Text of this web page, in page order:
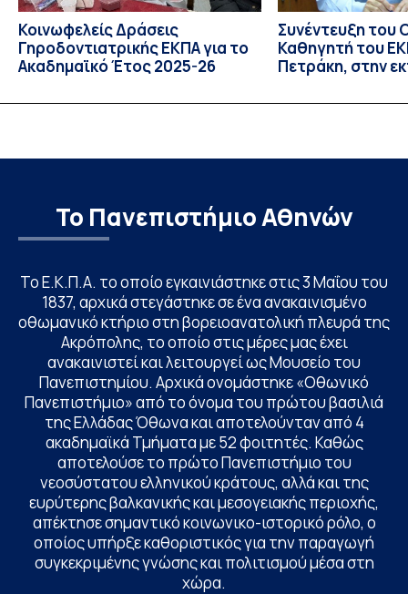
Κοινωφελείς Δράσεις
Γηροδοντιατρικής ΕΚΠΑ για το
Ακαδημαϊκό Έτος 2025-26
Συνέντευξη του
Καθηγητή του
Πετράκη, στην
Το Πανεπιστήμιο Αθηνών
Το Ε.Κ.Π.Α. το οποίο εγκαινιάστηκε στις 3 Μαΐου του
1837, αρχικά στεγάστηκε σε ένα ανακαινισμένο
οθωμανικό κτήριο στη βορειοανατολική πλευρά της
Ακρόπολης, το οποίο στις μέρες μας έχει
ανακαινιστεί και λειτουργεί ως Μουσείο του
Πανεπιστημίου. Αρχικά ονομάστηκε «Οθωνικό
Πανεπιστήμιο» από το όνομα του πρώτου βασιλιά
της Ελλάδας Όθωνα και αποτελούνταν από 4
ακαδημαϊκά Τμήματα με 52 φοιτητές. Καθώς
αποτελούσε το πρώτο Πανεπιστήμιο του
νεοσύστατου ελληνικού κράτους, αλλά και της
ευρύτερης βαλκανικής και μεσογειακής περιοχής,
απέκτησε σημαντικό κοινωνικο-ιστορικό ρόλο, ο
οποίος υπήρξε καθοριστικός για την παραγωγή
συγκεκριμένης γνώσης και πολιτισμού μέσα στη
χώρα.